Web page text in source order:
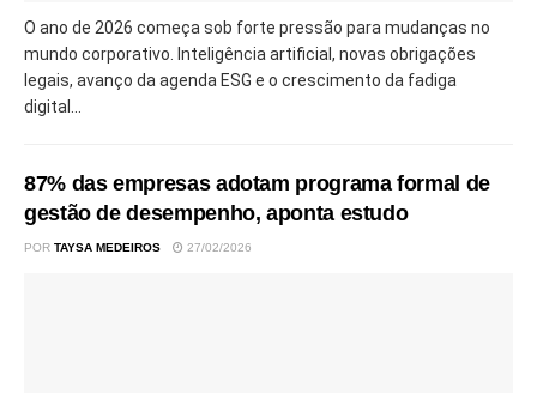
O ano de 2026 começa sob forte pressão para mudanças no
mundo corporativo. Inteligência artificial, novas obrigações
legais, avanço da agenda ESG e o crescimento da fadiga
digital...
87% das empresas adotam programa formal de
gestão de desempenho, aponta estudo
POR TAYSA MEDEIROS 27/02/2026